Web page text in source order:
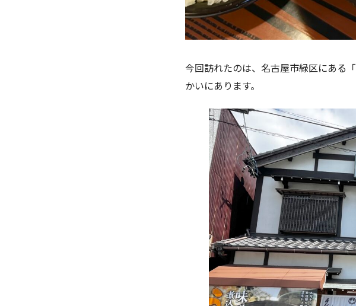
今回訪れたのは、名古屋市緑区にある「
かいにあります。